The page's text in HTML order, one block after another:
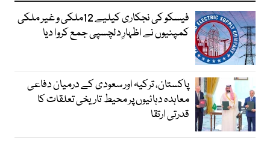
فیسکو کی نجکاری کیلیے 12ملکی و غیر ملکی
کمپنیوں نے اظہارِ دلچسپی جمع کروا دیا
پاکستان، ترکیہ اور سعودی کے درمیان دفاعی
معاہدہ دہائیوں پر محیط تاریخی تعلقات کا
قدرتی ارتقا